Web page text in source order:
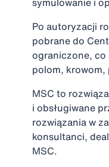
Po autoryzacji
pobrane do
ograniczone, co
polom, krowom,
MSC to
i obsługiwane
rozwiązania w
konsultanci,
MSC.